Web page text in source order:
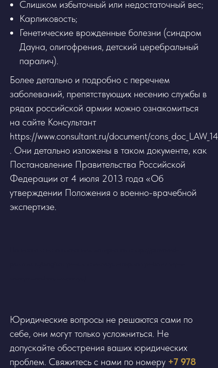
Слишком избыточный или недостаточный вес;
Карликовость;
Генетические врожденные болезни (синдром
Дауна, олигофрения, детский церебральный
паралич).
Более детально и подробно с перечнем
заболеваний, препятствующих несению службы в
рядах российской армии можно ознакомиться
на сайте Консультант
https://www.consultant.ru/document/
. Они детально изложены в таком документе, как
Постановление Правительства Российской
Федерации от 4 июля 2013 года «Об
утверждении Положения о военно-врачебной
экспертизе.
Юридические вопросы не решаются сами по
себе, они могут только усложниться. Не
допускайте обострения ваших юридических
проблем. Свяжитесь с нами по номеру +7 978